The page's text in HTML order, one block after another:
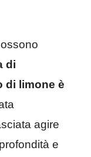
di
di limone è
agire
e